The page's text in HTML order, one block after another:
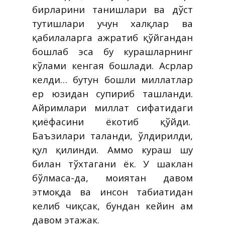
бирларини танишлари ва дўст
тутишлари учун халқлар ва
қабилаларга ажратиб қўйгандан
бошлаб эса бу курашларнинг
кўлами кенгая бошлади. Асрлар
келди… бутун бошли миллатлар
ер юзидан супириб ташланди.
Айримлари миллат сифатидаги
қиёфасини ёкотиб қўйди.
Баъзилари таланди, ўлдирилди,
қул қилинди. Аммо кураш шу
билан тўхтагани ёк. У шаклан
бўлмаса-да, моҳиятан давом
этмоқда ва инсон табиатидан
келиб чиқсак, бундан кейин ҳам
давом этажак.